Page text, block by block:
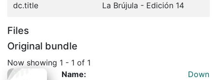
dc.title La Brújula - Edición 14
Files
Original bundle
Now showing 1 - 1 of 1
Name:
Down